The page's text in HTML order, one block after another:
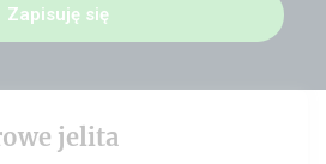
Zapisuję się
jelita